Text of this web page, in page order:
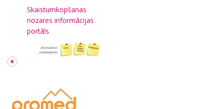
Skaistumkopšanas
nozares informācijas
portāls